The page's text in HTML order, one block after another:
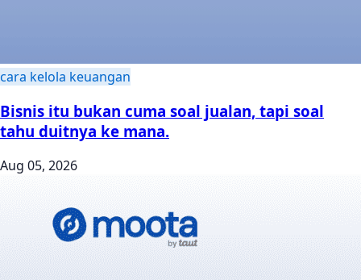
cara kelola keuangan
Bisnis itu bukan cuma soal jualan, tapi soal
tahu duitnya ke mana.
Aug 05, 2026